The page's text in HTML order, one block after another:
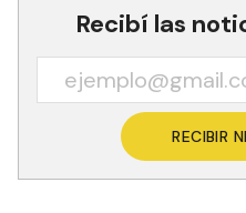
Recibí las
RECIBIR